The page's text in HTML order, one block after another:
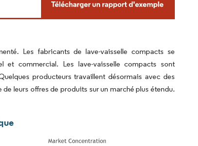
Les fabricants de lave-vaisselle compacts se
commercial. Les lave-vaisselle compacts sont
producteurs travaillent désormais avec des
leurs offres de produits sur un marché plus étendu.